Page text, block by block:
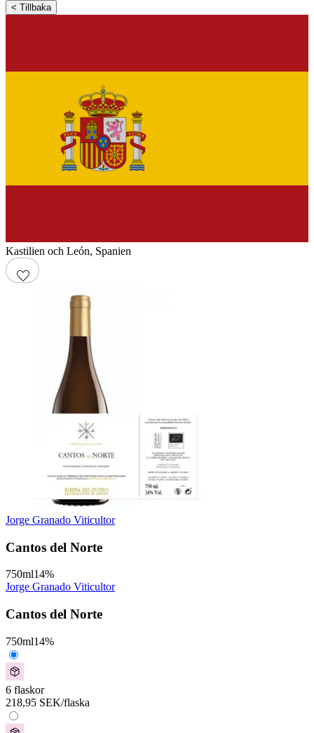
< Tillbaka
Kastilien och León, Spanien
Jorge Granado Viticultor
Cantos del Norte
750ml14%
Jorge Granado Viticultor
Cantos del Norte
750ml14%
6 flaskor
218,95 SEK/flaska